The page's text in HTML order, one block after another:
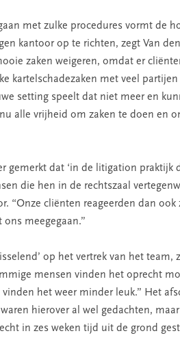
met zulke procedures vormt de
kantoor op te richten, zegt Van
zaken weigeren, omdat er
kartelschadezaken met veel
setting speelt dat niet meer en
alle vrijheid om zaken te doen en
gemerkt dat ‘in de litigation praktijk
die hen in de rechtszaal
“Onze cliënten reageerden dan ook
meegegaan.”
op het vertrek van het team,
mensen vinden het oprecht
het weer minder leuk.” Het
hierover al wel gedachten,
in zes weken tijd uit de grond